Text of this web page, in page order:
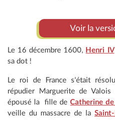
Voir la
Le 16 décembre 1600, Henri IV
sa dot !
Le roi de France s'était
répudier Marguerite de Valois
épousé la fille deCatherine
veille du massacre de la